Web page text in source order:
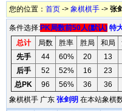
您的位置： 首页 -> 象棋棋手 -> 张
条件选择:PK局数前50人(默认) 特
总计
局数 胜率 胜局 和局
先手
44 60% 20 13
后手
52 52% 16 23
总PK
96 56% 36 36
象棋棋手 广东 张剑明 在本站象棋